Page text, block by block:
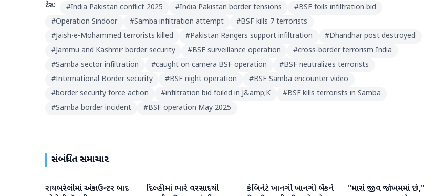
ટેગ્સ: #India Pakistan conflict 2025 #India Pakistan border tensions #BSF foils infiltration bid
#Operation Sindoor #Samba infiltration attempt #BSF kills 7 terrorists
#Jaish-e-Mohammed terrorists killed #Pakistan Rangers support infiltration #Dhandhar post destroyed
#Jammu and Kashmir border security #BSF surveillance operation #cross-border terrorism India
#Samba sector infiltration #caught on camera BSF operation #BSF neutralizes terrorists
#International Border security #BSF night operation #BSF Samba encounter video
#border security force action #infiltration bid foiled in J&amp;K #BSF kills terrorists in Samba
#Samba border incident #BSF operation May 2025
સંબંધિત સમાચાર
રાષ્ટ્રીય
રાયબરેલીમાં એન્કાઉન્ટર બાદ
રાષ્ટ્રીય
દિલ્હીમાં ભારે વરસાદથી
રાષ્ટ્રીય
કેબિનેટે ખાનગી ખાનગી બેંકને
રાષ્ટ્રીય
"મારો જીવ જોખમમાં છે,"